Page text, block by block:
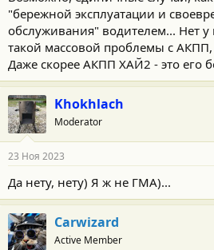
"бережной эксплуатации и
обслуживания" водителем... Нет у
такой массовой проблемы с
Даже скорее АКПП ХАЙ2 - это его
Khokhlach
Moderator
23 Ноя 2023
Да нету, нету) Я ж не ГМА)...
Carwizard
Active Member